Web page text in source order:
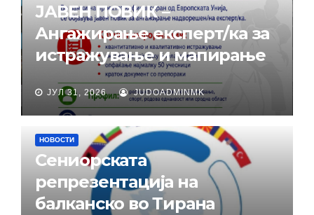
ЈАВЕН ПОВИК –
Ангажирање експерт/ка за
истражување и мапирање
ЈУЛ 31, 2026 JUDOADMINMK
НОВОСТИ
Сениорската
репрезентација на
балканско во Тирана